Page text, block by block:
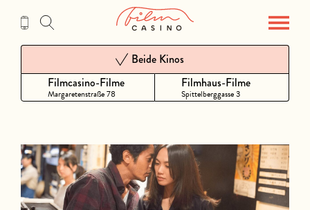
Inhalt
Filmcasino-Filme
Margaretenstraße 78
Beide Kinos
Filmhaus-Filme
Spittelberggasse 3